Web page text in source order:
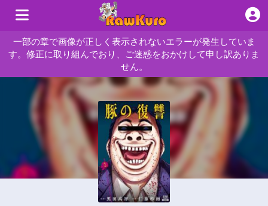
一部の章で画像が正しく表示されないエラーが発生していま
す。修正に取り組んでおり、ご迷惑をおかけして申し訳ありま
せん。